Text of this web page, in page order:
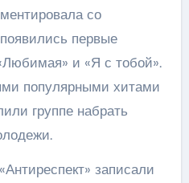
со
первые
и «Я с тобой».
популярными хитами
группе набрать
записали